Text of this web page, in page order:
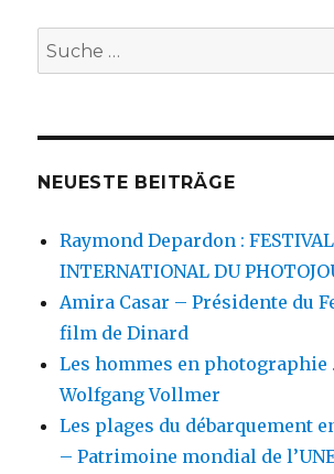
Suche
nach:
NEUESTE BEITRÄGE
Raymond Depardon : FESTIVAL
INTERNATIONAL DU
Amira Casar – Présidente du
film de Dinard
Les hommes en photographie
Wolfgang Vollmer
Les plages du débarquement
– Patrimoine mondial de